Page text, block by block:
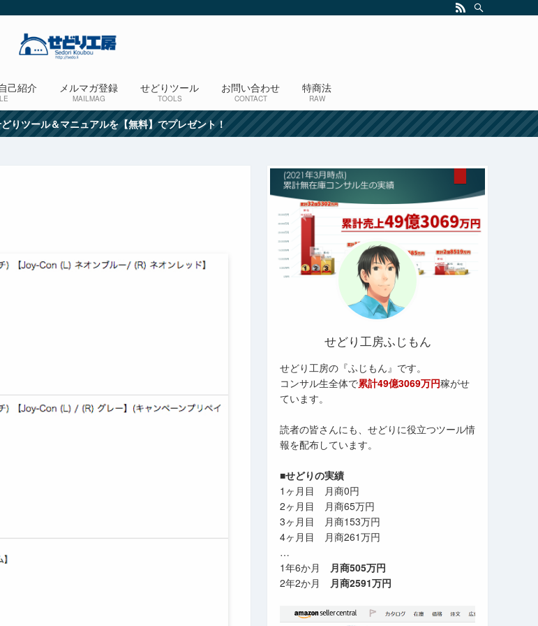
己紹介 メルマガ登録
MAILMAG
せどりツール
TOOLS
お問い合わせ
CONTACT
特商法
RAW
りツール＆マニュアルを【無料】でプレゼント！
せどり工房ふじもん
せどり工房の『ふじもん』です。
コンサル生全体で累計49億3069万円稼がせ
ています。
読者の皆さんにも、せどりに役立つツール情
報を配布しています。
■せどりの実績
1ヶ月目 月商0円
2ヶ月目 月商65万円
3ヶ月目 月商153万円
4ヶ月目 月商261万円
…
1年6か月 月商505万円
2年2か月 月商2591万円